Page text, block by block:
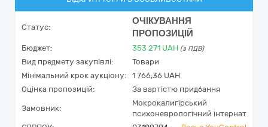
Статус:
ОЧІКУВАННЯ
ПРОПОЗИЦІЙ
Бюджет: 353 271 UAH (з ПДВ)
Вид предмету закупівлі:
Товари
Мінімальний крок аукціону:
1 766,36 UAH
Оцінка пропозицій:
За вартістю придбання
Замовник:
Мокрокалигірський
психоневрологічний інтернат